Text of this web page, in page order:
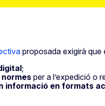
proposada exigirà que
;
per a l’expedició o
informació en formats